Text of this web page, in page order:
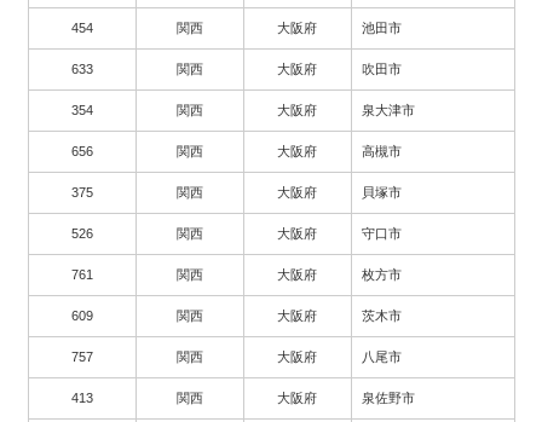
454 関西 大阪府 池田市
633 関西 大阪府 吹田市
354 関西 大阪府 泉大津市
656 関西 大阪府 高槻市
375 関西 大阪府 貝塚市
526 関西 大阪府 守口市
761 関西 大阪府 枚方市
609 関西 大阪府 茨木市
757 関西 大阪府 八尾市
413 関西 大阪府 泉佐野市